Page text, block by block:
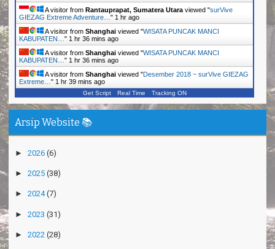
A visitor from Rantauprapat, Sumatera Utara viewed "surVive
GIEZAG Extreme Adventure… " 1 hr ago
A visitor from Shanghai viewed "WISATA PUNCAK MANCI
KABUPATEN… " 1 hr 36 mins ago
A visitor from Shanghai viewed "WISATA PUNCAK MANCI
KABUPATEN… " 1 hr 36 mins ago
A visitor from Shanghai viewed "Desember 2018 ~ surVive GIEZAG
Extreme… " 1 hr 39 mins ago
Get Script Real Time Tracking ON
Arsip Website 📚
► 2026 (6)
► 2025 (38)
► 2024(7)
► 2023 (31)
► 2022 (28)